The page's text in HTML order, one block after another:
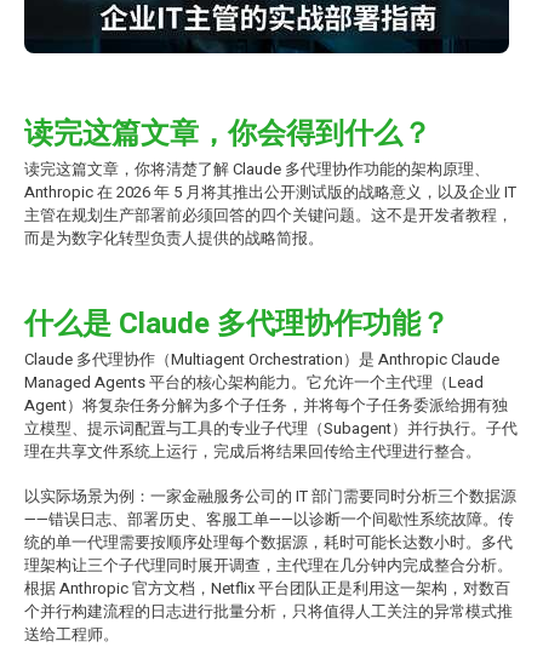
读完这篇文章，你会得到什么？
读完这篇文章，你将清楚了解 Claude 多代理协作功能的架构原理、
Anthropic 在 2026 年 5 月将其推出公开测试版的战略意义，以及企业 IT
主管在规划生产部署前必须回答的四个关键问题。这不是开发者教程，
而是为数字化转型负责人提供的战略简报。
什么是 Claude 多代理协作功能？
Claude 多代理协作（Multiagent Orchestration）是 Anthropic Claude
Managed Agents 平台的核心架构能力。它允许一个主代理（Lead
Agent）将复杂任务分解为多个子任务，并将每个子任务委派给拥有独
立模型、提示词配置与工具的专业子代理（Subagent）并行执行。子代
理在共享文件系统上运行，完成后将结果回传给主代理进行整合。
以实际场景为例：一家金融服务公司的 IT 部门需要同时分析三个数据源
——错误日志、部署历史、客服工单——以诊断一个间歇性系统故障。传
统的单一代理需要按顺序处理每个数据源，耗时可能长达数小时。多代
理架构让三个子代理同时展开调查，主代理在几分钟内完成整合分析。
根据 Anthropic 官方文档，Netflix 平台团队正是利用这一架构，对数百
个并行构建流程的日志进行批量分析，只将值得人工关注的异常模式推
送给工程师。